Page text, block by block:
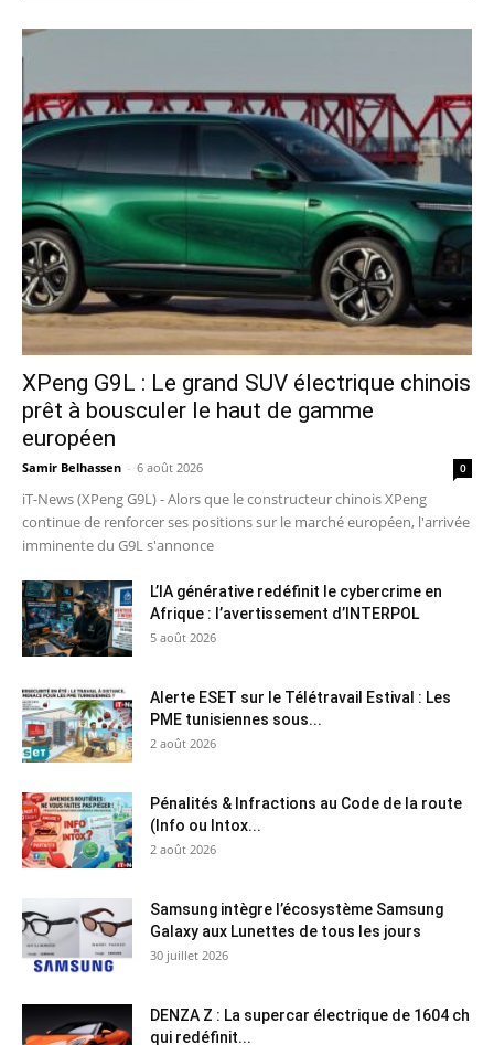
XPeng G9L : Le grand SUV électrique chinois
prêt à bousculer le haut de gamme
européen
Samir Belhassen - 6 août 2026 0
iT-News (XPeng G9L) - Alors que le constructeur chinois XPeng
continue de renforcer ses positions sur le marché européen, l'arrivée
imminente du G9L s'annonce
L’IA générative redéfinit le cybercrime en
Afrique : l’avertissement d’INTERPOL
5 août 2026
Alerte ESET sur le Télétravail Estival : Les
PME tunisiennes sous...
2 août 2026
Pénalités & Infractions au Code de la route
(Info ou Intox...
2 août 2026
Samsung intègre l’écosystème Samsung
Galaxy aux Lunettes de tous les jours
30 juillet 2026
DENZA Z : La supercar électrique de 1604 ch
qui redéfinit...